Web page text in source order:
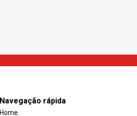
Navegação rápida
Home